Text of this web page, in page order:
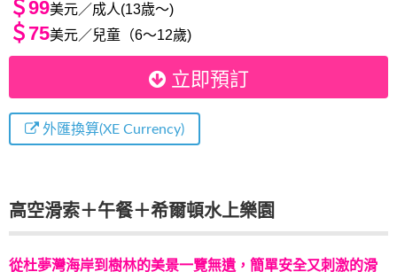
＄99美元／成人(13歳～)
＄75美元／兒童（6～12歲)
立即預訂
外匯換算(XE Currency)
高空滑索＋午餐＋希爾頓水上樂園
從杜夢灣海岸到樹林的美景一覽無遺，簡單安全又刺激的滑